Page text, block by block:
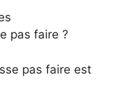
pas faire ?
pas faire est